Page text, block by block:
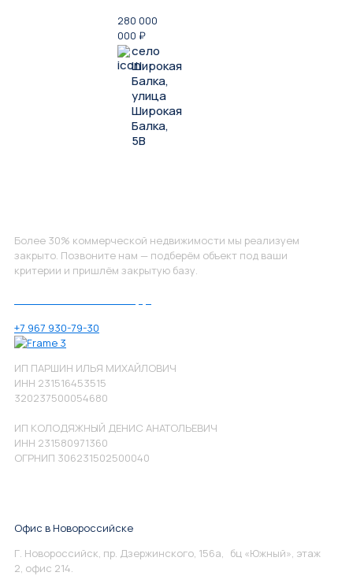
280 000
000 ₽
село
Широкая
Балка,
улица
Широкая
Балка,
5В
Более 30% коммерческой недвижимости мы реализуем
закрыто. Позвоните нам — подберём объект под ваши
критерии и пришлём закрытую базу.
+7 967 930-79-30
ИП ПАРШИН ИЛЬЯ МИХАЙЛОВИЧ
ИНН 231516453515
320237500054680
ИП КОЛОДЯЖНЫЙ ДЕНИС АНАТОЛЬЕВИЧ
ИНН 231580971360
ОГРНИП 306231502500040
Офис в Новороссийске
Г. Новороссийск, пр. Дзержинского, 156а, бц «Южный», этаж
2, офис 214.